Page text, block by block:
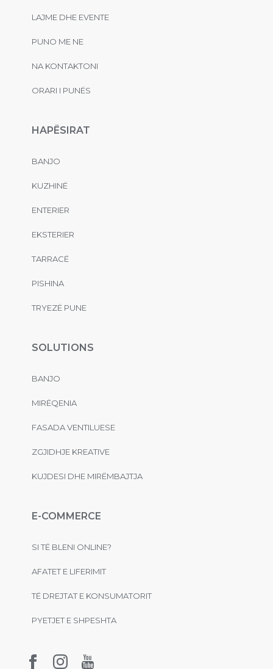
LAJME DHE EVENTE
PUNO ME NE
NA KONTAKTONI
ORARI I PUNËS
HAPËSIRAT
BANJO
KUZHINË
ENTERIER
EKSTERIER
TARRACË
PISHINA
TRYEZË PUNE
SOLUTIONS
BANJO
MIRËQENIA
FASADA VENTILUESE
ZGJIDHJE KREATIVE
KUJDESI DHE MIRËMBAJTJA
E-COMMERCE
SI TË BLENI ONLINE?
AFATET E LIFERIMIT
TË DREJTAT E KONSUMATORIT
PYETJET E SHPESHTA